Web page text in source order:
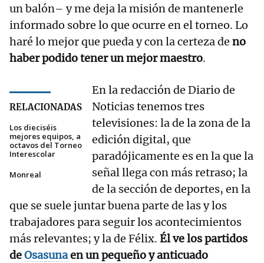
un balón– y me deja la misión de mantenerle
informado sobre lo que ocurre en el torneo. Lo
haré lo mejor que pueda y con la certeza de no
haber podido tener un mejor maestro.
RELACIONADAS
Los dieciséis
mejores equipos, a
octavos del Torneo
Interescolar
Monreal
En la redacción de Diario de
Noticias tenemos tres
televisiones: la de la zona de la
edición digital, que
paradójicamente es en la que la
señal llega con más retraso; la
de la sección de deportes, en la
que se suele juntar buena parte de las y los
trabajadores para seguir los acontecimientos
más relevantes; y la de Félix. Él ve los partidos
deOsasunaen un pequeño y anticuado